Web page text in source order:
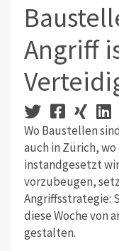
Angriff
Wo Baustellen
auch in Zürich,
instandgesetzt
vorzubeugen,
Angriffsstrategie:
diese Woche von
gestalten.